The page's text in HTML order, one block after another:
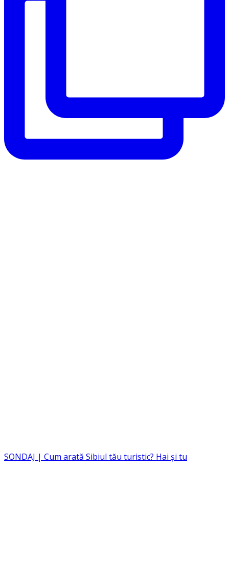
SONDAJ | Cum arată Sibiul tău turistic? Hai și tu